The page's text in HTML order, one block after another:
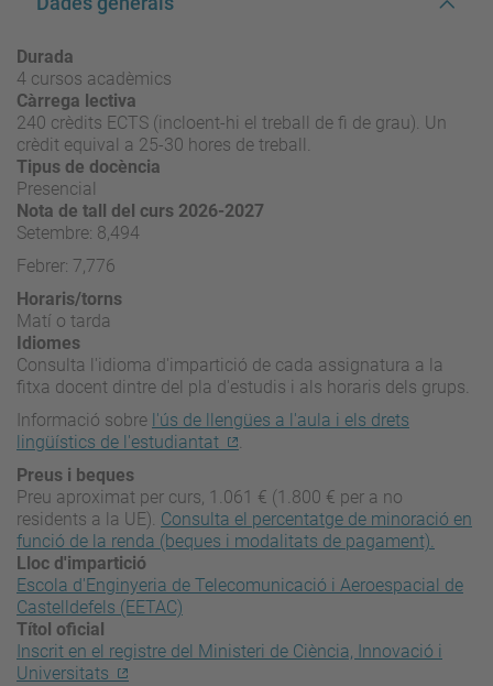
Durada
4 cursos acadèmics
Càrrega lectiva
240 crèdits ECTS (incloent-hi el treball de fi de grau). Un
crèdit equival a 25-30 hores de treball.
Tipus de docència
Presencial
Nota de tall del curs 2026-2027
Setembre: 8,494
Febrer: 7,776
Horaris/torns
Matí o tarda
Idiomes
Consulta l'idioma d'impartició de cada assignatura a la
fitxa docent dintre del pla d'estudis i als horaris dels grups.
Informació sobre l'ús de llengües a l'aula i els drets
lingüístics de l'estudiantat
.
Preus i beques
Preu aproximat per curs, 1.061 € (1.800 € per a no
residents a la UE). Consulta el percentatge de minoració en
funció de la renda (beques i modalitats de pagament).
Lloc d'impartició
Escola d'Enginyeria de Telecomunicació i Aeroespacial de
Castelldefels (EETAC)
Títol oficial
Inscrit en el registre del Ministeri de Ciència, Innovació i
Universitats